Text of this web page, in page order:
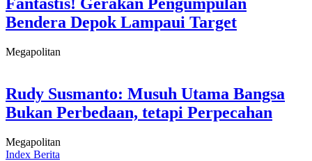
Bendera Depok Lampaui Target
Megapolitan
Rudy Susmanto: Musuh Utama Bangsa
Bukan Perbedaan, tetapi Perpecahan
Megapolitan
Index Berita